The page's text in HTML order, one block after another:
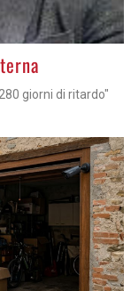
giorni di ritardo"